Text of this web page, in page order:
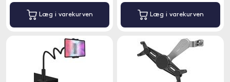
Læg i varekurven Læg i varekurven